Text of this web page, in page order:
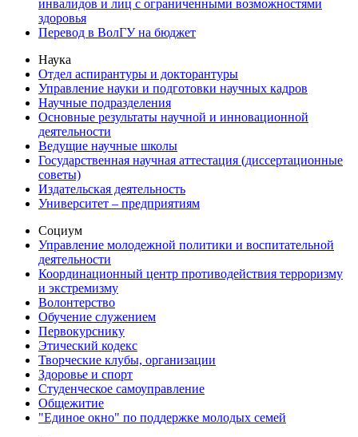
инвалидов и лиц с ограниченными возможностями
здоровья
Перевод в ВолГУ на бюджет
Наука
Отдел аспирантуры и докторантуры
Управление науки и подготовки научных кадров
Научные подразделения
Основные результаты научной и инновационной
деятельности
Ведущие научные школы
Государственная научная аттестация (диссертационные
советы)
Издательская деятельность
Университет – предприятиям
Социум
Управление молодежной политики и воспитательной
деятельности
Координационный центр противодействия терроризму
и экстремизму
Волонтерство
Обучение служением
Первокурснику
Этический кодекс
Творческие клубы, организации
Здоровье и спорт
Студенческое самоуправление
Общежитие
"Единое окно" по поддержке молодых семей